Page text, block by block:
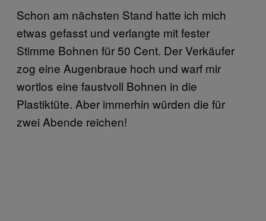
Schon am nächsten Stand hatte ich mich
etwas gefasst und verlangte mit fester
Stimme Bohnen für 50 Cent. Der Verkäufer
zog eine Augenbraue hoch und warf mir
wortlos eine faustvoll Bohnen in die
Plastiktüte. Aber immerhin würden die für
zwei Abende reichen!